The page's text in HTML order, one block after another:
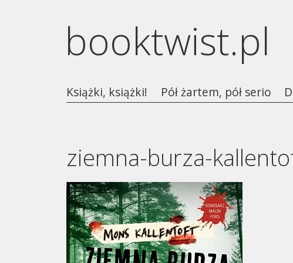
booktwist.pl
Książki, książki! Pół żartem, pół serio
ziemna-burza-